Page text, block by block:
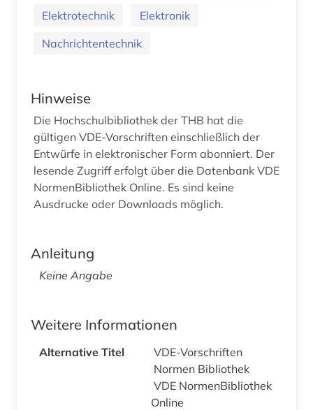
Elektrotechnik
Elektronik
Nachrichtentechnik
Hinweise
Die Hochschulbibliothek der THB hat die
gültigen VDE-Vorschriften einschließlich der
Entwürfe in elektronischer Form abonniert. Der
lesende Zugriff erfolgt über die Datenbank VDE
NormenBibliothek Online. Es sind keine
Ausdrucke oder Downloads möglich.
Anleitung
Keine Angabe
Weitere Informationen
Alternative Titel
VDE-Vorschriften
Normen Bibliothek
VDE NormenBibliothek
Online